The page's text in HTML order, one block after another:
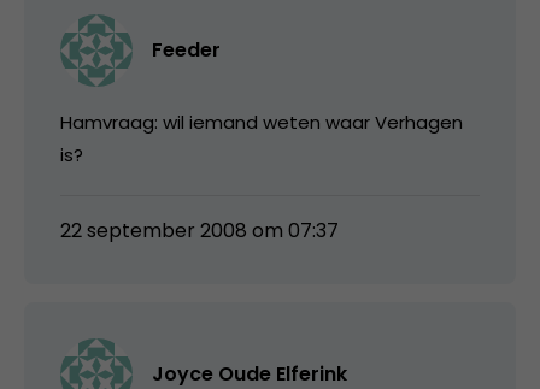
Feeder
Hamvraag: wil iemand weten waar Verhagen
is?
22 september 2008 om 07:37
Joyce Oude Elferink